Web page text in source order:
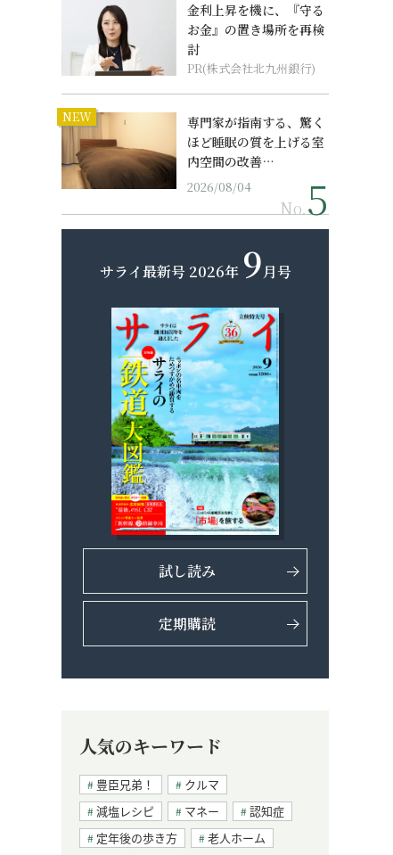
金利上昇を機に、『守る
お金』の置き場所を再検
討
PR(株式会社北九州銀行)
NEW
専門家が指南する、驚く
ほど睡眠の質を上げる室
内空間の改善…
2026/08/04
No.
サライ最新号 2026年 9月号
試し読み
定期購読
人気のキーワード
豊臣兄弟！
クルマ
減塩レシピ
マネー
認知症
定年後の歩き方
老人ホーム